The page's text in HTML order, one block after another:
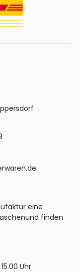
eine
finden
Uhr